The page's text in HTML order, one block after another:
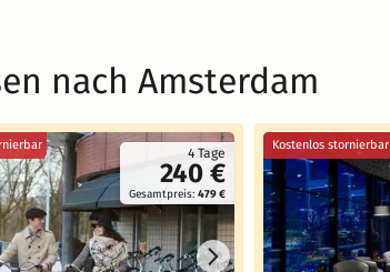
nach Amsterdam
4 Tage
240 €
Gesamtpreis: 479 €
Kostenlos stornierbar